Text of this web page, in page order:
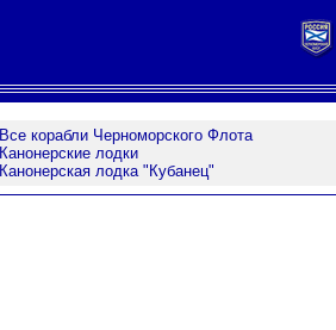
Все корабли Черноморского Флота
Канонерские лодки
Канонерская лодка "Кубанец"